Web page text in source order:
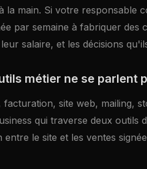
la main. Si votre responsable
par semaine à fabriquer des
salaire, et les décisions
métier ne se parlent
facturation, site web, mailing,
qui traverse deux outils
entre le site et les ventes